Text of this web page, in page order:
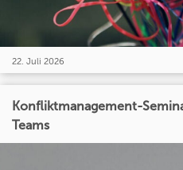
22. Juli 2026
Konfliktmanagement-
Teams